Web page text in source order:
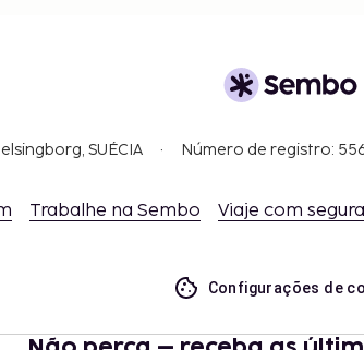
SUÉCIA Número de registro:
Trabalhe na Sembo Viaje com
Configurações de